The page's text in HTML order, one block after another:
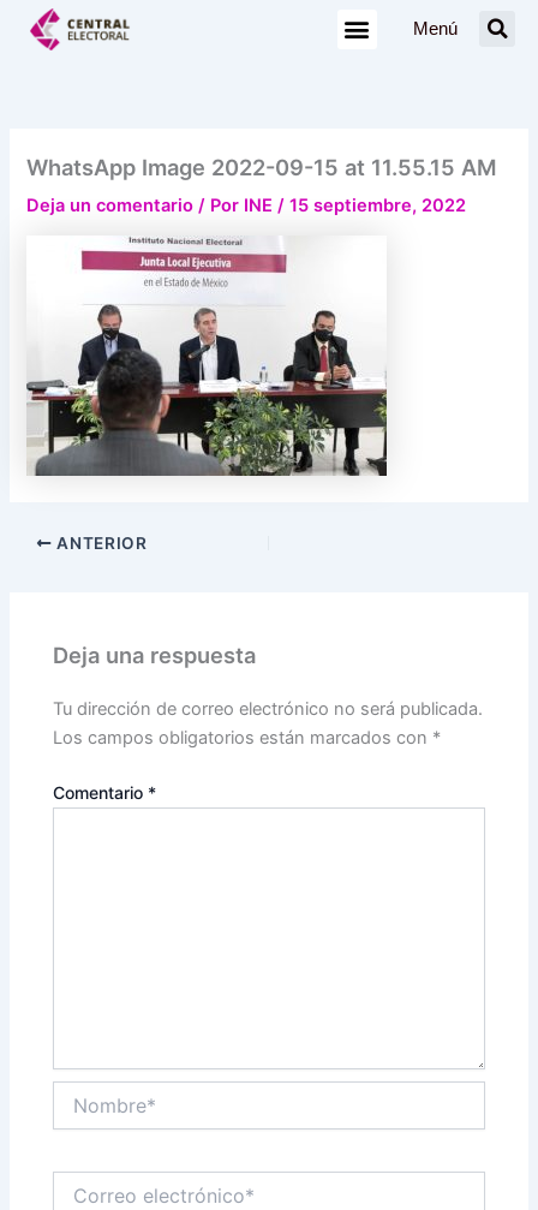
Menú
WhatsApp Image 2022-09-15 at 11.55.15 AM
Deja un comentario / Por INE/15 septiembre, 2022
ANTERIOR
Deja una respuesta
Tu dirección de correo electrónico no será publicada.
Los campos obligatorios están marcados con *
Comentario *